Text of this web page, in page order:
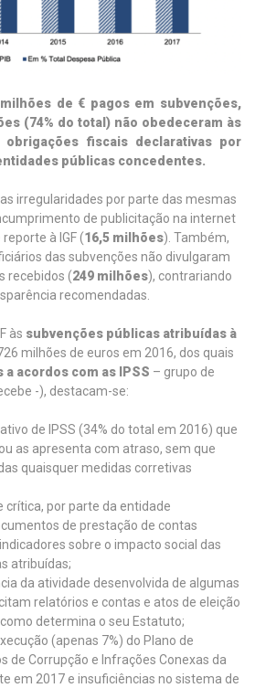
milhões de € pagos em subvenções,
(74% do total) não obedeceram às
obrigações fiscais declarativas por
públicas concedentes.
irregularidades por parte das mesmas
de publicitação na internet
reporte à IGF (16,5 milhões). Também,
das subvenções não divulgaram
recebidos (249 milhões), contrariando
recomendadas.
às subvenções públicas atribuídas à
milhões de euros em 2016, dos quais
acordos com as IPSS – grupo de
-), destacam-se:
de IPSS (34% do total em 2016) que
as apresenta com atraso, sem que
quaisquer medidas corretivas
crítica, por parte da entidade
de prestação de contas
sobre o impacto social das
atribuídas;
da atividade desenvolvida de algumas
relatórios e contas e atos de eleição
determina o seu Estatuto;
(apenas 7%) do Plano de
de Corrupção e Infrações Conexas da
em 2017 e insuficiências no sistema de